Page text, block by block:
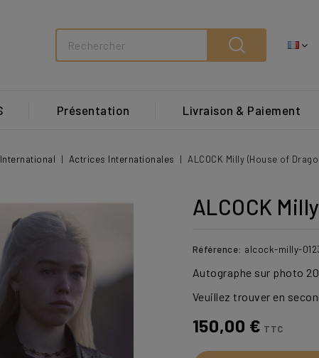
Search
Présentation Livraison & Paiement
Actrices Internationales ALCOCK Milly (House of
ALCOCK
Référence: alcock-milly-
Autographe sur photo
Veuillez trouver en
150,00 € TTC